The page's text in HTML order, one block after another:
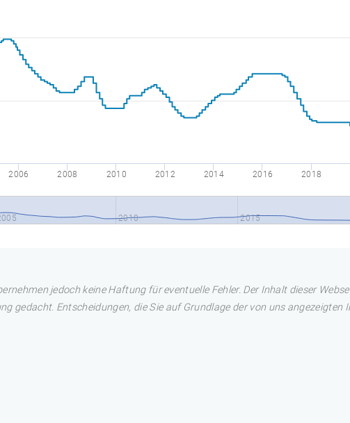
2006 2008 2010 2012 2014 2016 2018
2010 2015
jedoch keine Haftung für eventuelle Fehler. Der Inhalt dieser
gedacht. Entscheidungen, die Sie auf Grundlage der von uns